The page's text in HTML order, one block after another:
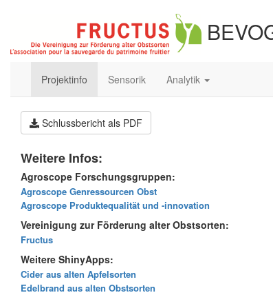
Projektinfo Sensorik Analytik
Schlussbericht als PDF
Weitere Infos:
Agroscope Forschungsgruppen:
Agroscope Genressourcen Obst
Agroscope Produktequalität und -innovation
Vereinigung zur Förderung alter Obstsorten:
Fructus
Weitere ShinyApps:
Cider aus alten Apfelsorten
Edelbrand aus alten Obstsorten